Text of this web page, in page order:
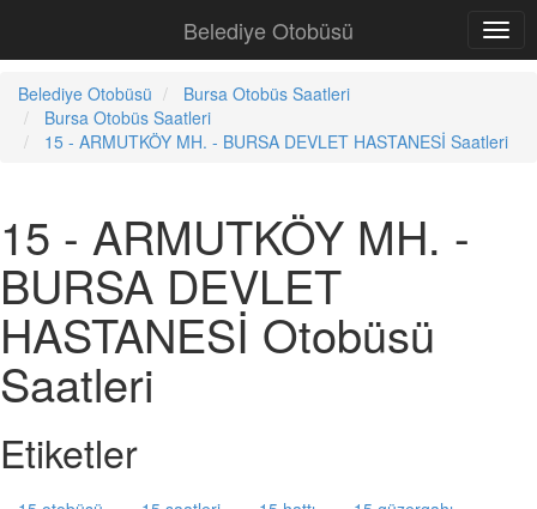
Belediye Otobüsü
Belediye Otobüsü
Bursa Otobüs Saatleri
Bursa Otobüs Saatleri
15 - ARMUTKÖY MH. - BURSA DEVLET HASTANESİ Saatleri
15 - ARMUTKÖY MH. -
BURSA DEVLET
HASTANESİ Otobüsü
Saatleri
Etiketler